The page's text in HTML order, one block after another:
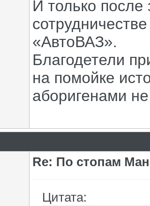
И только после
«АвтоВАЗ».
Благодетели
на помойке
аборигенами
Re: По стопам
Цитата: